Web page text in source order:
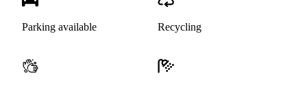
Parking available Recycling